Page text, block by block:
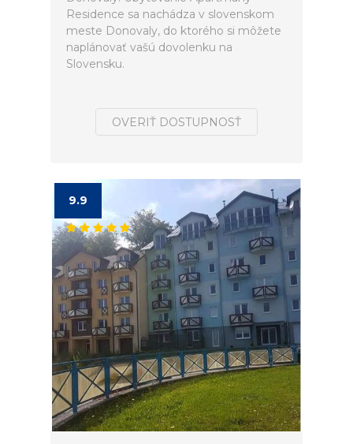
Residence sa nachádza v slovenskom
meste Donovaly, do ktorého si môžete
naplánovať vašú dovolenku na
Slovensku.
OVERIŤ DOSTUPNOSŤ
9.9